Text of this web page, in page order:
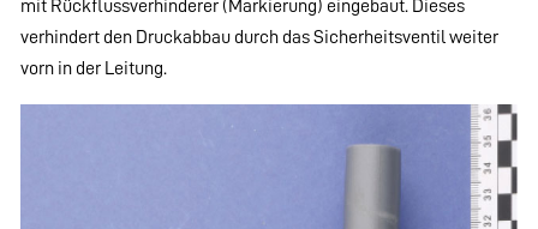
mit Rückflussverhinderer (Markierung) eingebaut. Dieses
verhindert den Druckabbau durch das Sicherheitsventil weiter
vorn in der Leitung.